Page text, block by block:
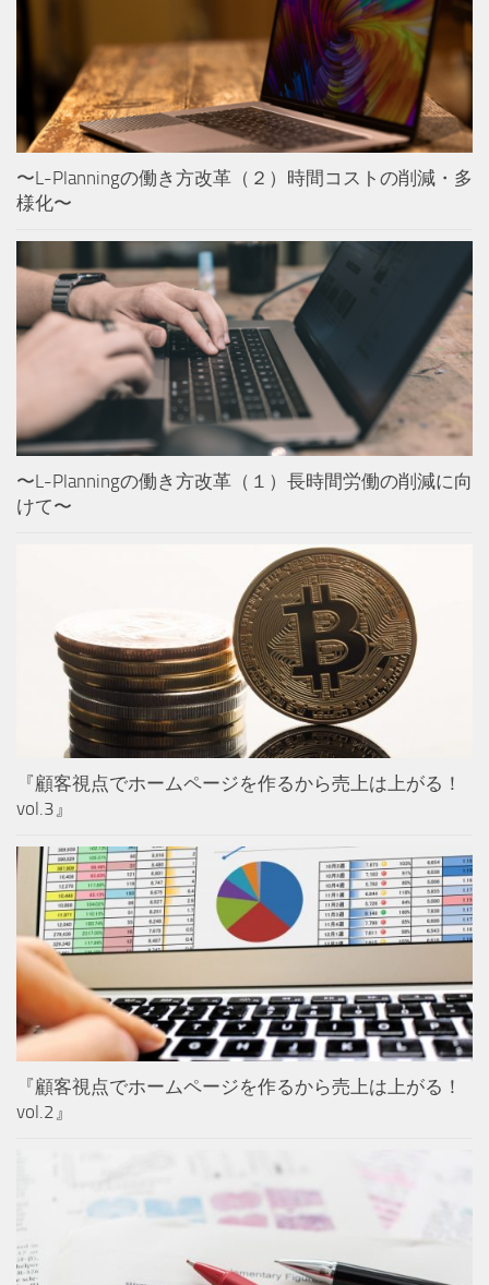
〜L-Planningの働き方改革（２）時間コストの削減・多
様化〜
〜L-Planningの働き方改革（１）長時間労働の削減に向
けて〜
『顧客視点でホームページを作るから売上は上がる！
vol.3』
『顧客視点でホームページを作るから売上は上がる！
vol.2』